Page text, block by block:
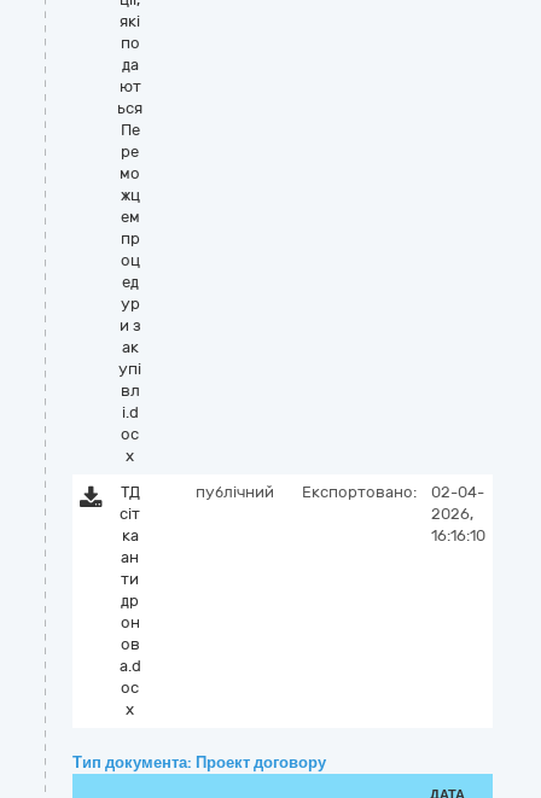
які
по
да
ют
ься
Пе
ре
мо
жц
ем
пр
оц
ед
ур
и з
ак
упі
вл
і.d
oc
x
ТД
сіт
ка
ан
ти
др
он
ов
а.d
oc
x
публічний Експортовано:
02-04-
2026,
16:16:10
Тип документа: Проект договору